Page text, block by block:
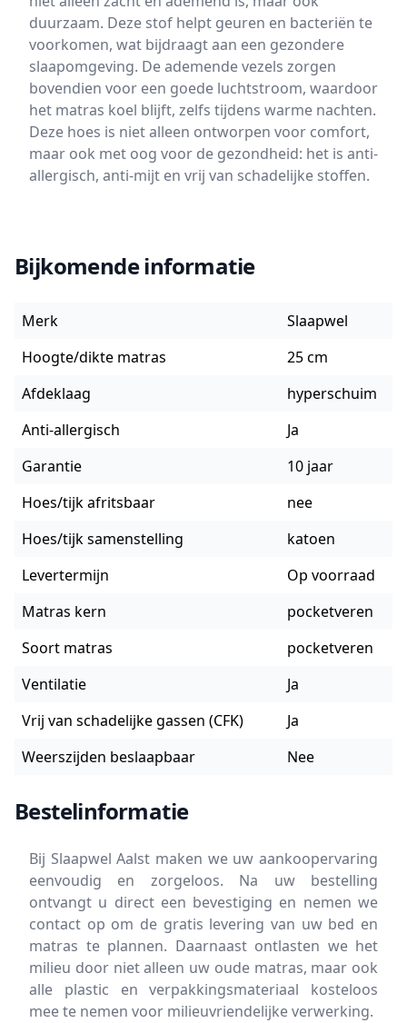
duurzaam. Deze stof helpt geuren en bacteriën te
voorkomen, wat bijdraagt aan een gezondere
slaapomgeving. De ademende vezels zorgen
bovendien voor een goede luchtstroom, waardoor
het matras koel blijft, zelfs tijdens warme nachten.
Deze hoes is niet alleen ontworpen voor comfort,
maar ook met oog voor de gezondheid: het is anti-
allergisch, anti-mijt en vrij van schadelijke stoffen.
Bijkomende informatie
Merk
Slaapwel
Hoogte/dikte matras
25 cm
Afdeklaag
hyperschuim
Anti-allergisch
Ja
Garantie
10 jaar
Hoes/tijk afritsbaar
nee
Hoes/tijk samenstelling
katoen
Levertermijn
Op voorraad
Matras kern
pocketveren
Soort matras
pocketveren
Ventilatie
Ja
Vrij van schadelijke gassen (CFK)
Ja
Weerszijden beslaapbaar
Nee
Bestelinformatie
Bij Slaapwel Aalst maken we uw aankoopervaring
eenvoudig en zorgeloos. Na uw bestelling
ontvangt u direct een bevestiging en nemen we
contact op om de gratis levering van uw bed en
matras te plannen. Daarnaast ontlasten we het
milieu door niet alleen uw oude matras, maar ook
alle plastic en verpakkingsmateriaal kosteloos
mee te nemen voor milieuvriendelijke verwerking.